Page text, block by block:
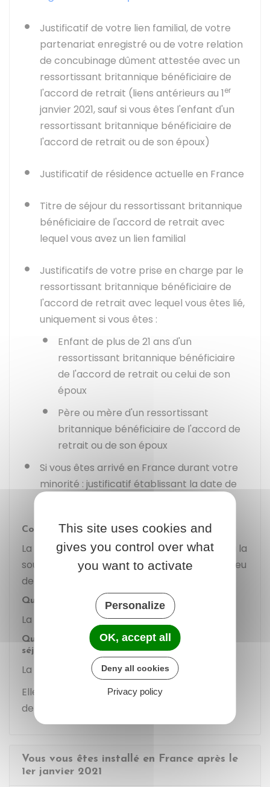
Justificatif de votre lien familial, de votre
partenariat enregistré ou de votre relation
de concubinage dûment attestée avec un
ressortissant britannique bénéficiaire de
l'accord de retrait (liens antérieurs au 1er
janvier 2021, sauf si vous êtes l'enfant d'un
ressortissant britannique bénéficiaire de
l'accord de retrait ou de son époux)
Justificatif de résidence actuelle en France
Titre de séjour du ressortissant britannique
bénéficiaire de l'accord de retrait avec
lequel vous avez un lien familial
Justificatifs de votre prise en charge par le
ressortissant britannique bénéficiaire de
l'accord de retrait avec lequel vous êtes lié,
uniquement si vous êtes :
Enfant de plus de 21 ans d'un
ressortissant britannique bénéficiaire
de l'accord de retrait ou celui de son
époux
Père ou mère d'un ressortissant
britannique bénéficiaire de l'accord de
retrait ou de son époux
Si vous êtes arrivé en France durant votre
minorité : justificatif établissant la date de
Comment est délivrée la carte de séjour ?
La carte vous est remise par la préfecture ou la
sous-préfecture de votre domicile (selon le lieu
de dépôt de votre demande).
Quel est le coût de la carte de séjour ?
La carte de séjour est gratuite.
Quelle est la durée de validité de la carte de
séjour ?
La validité de la carte est de 5 ans.
Elle est de 10 ans en cas de séjour en France
depuis plus de 5 ans.
Vous vous êtes installé en France après le
1er janvier 2021
This site uses cookies and
gives you control over what
you want to activate
Personalize
OK, accept all
Deny all cookies
Privacy policy